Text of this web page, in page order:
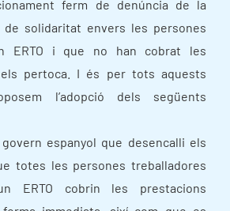
ferm de denúncia de la
de solidaritat envers les persones
ERTO i que no han cobrat les
pertoca. I és per tots aquests
l’adopció dels següents
govern espanyol que desencalli els
totes les persones treballadores
ERTO cobrin les prestacions